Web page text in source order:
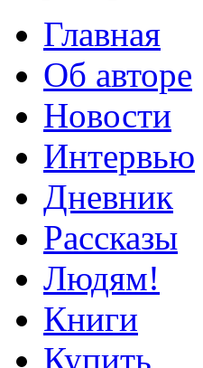
Главная
Об авторе
Новости
Интервью
Дневник
Рассказы
Людям!
Книги
Купить